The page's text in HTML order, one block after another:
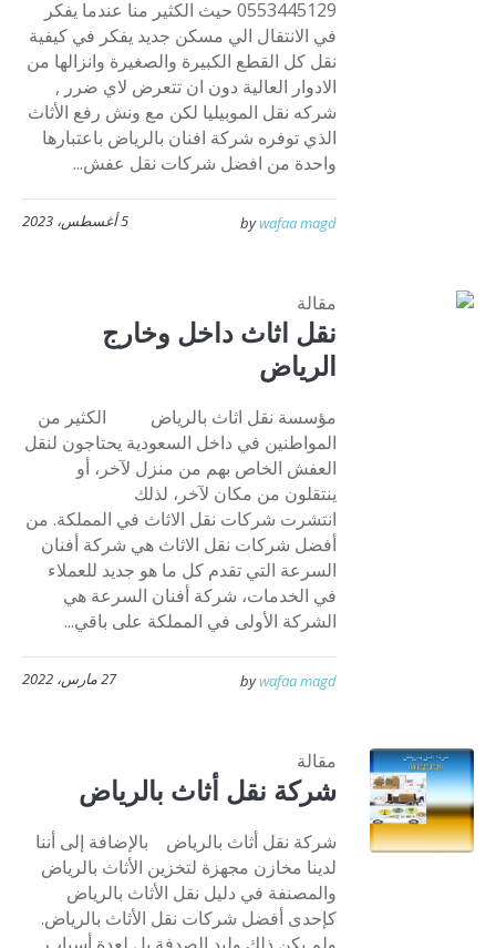
0553445129 حيث الكثير منا عندما يفكر
في الانتقال الي مسكن جديد يفكر في كيفية
نقل كل القطع الكبيرة والصغيرة وانزالها من
الادوار العالية دون ان تتعرض لاي ضرر ,
شركه نقل الموبيليا لكن مع ونش رفع الأثاث
الذي توفره شركة افنان بالرياض باعتبارها
واحدة من افضل شركات نقل عفش...
5 أغسطس، 2023 bywafaa magd
مقالة
نقل اثاث داخل وخارج
الرياض
مؤسسة نقل اثاث بالرياض الكثير من
المواطنين في داخل السعودية يحتاجون لنقل
العفش الخاص بهم من منزل لآخر، أو
ينتقلون من مكان لآخر، لذلك
انتشرت شركات نقل الاثاث في المملكة. من
أفضل شركات نقل الاثاث هي شركة أفنان
السرعة التي تقدم كل ما هو جديد للعملاء
في الخدمات، شركة أفنان السرعة هي
الشركة الأولى في المملكة على باقي...
27 مارس، 2022 bywafaa magd
مقالة
شركة نقل أثاث بالرياض
شركة نقل أثاث بالرياض بالإضافة إلى أننا
لدينا مخازن مجهزة لتخزين الأثاث بالرياض
والمصنفة في دليل نقل الأثاث بالرياض
كإحدى أفضل شركات نقل الأثاث بالرياض.